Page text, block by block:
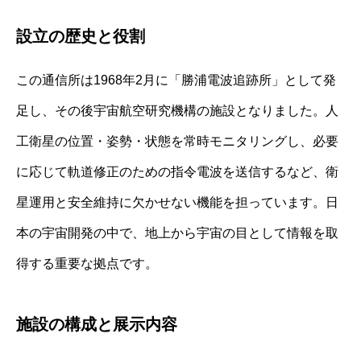
設立の歴史と役割
この通信所は1968年2月に「勝浦電波追跡所」として発
足し、その後宇宙航空研究機構の施設となりました。人
工衛星の位置・姿勢・状態を常時モニタリングし、必要
に応じて軌道修正のための指令電波を送信するなど、衛
星運用と安全維持に欠かせない機能を担っています。日
本の宇宙開発の中で、地上から宇宙の目として情報を取
得する重要な拠点です。
施設の構成と展示内容